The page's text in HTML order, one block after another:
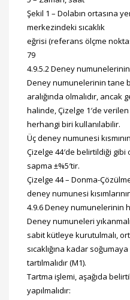
Şekil 1 – Dolabın ortasına
merkezindeki sıcaklık
eğrisi (referans ölçme
79
4.9.5.2 Deney
Deney numunelerinin tane
aralığında olmalıdır, ancak
halinde, Çizelge 1′de
herhangi biri kullanılabilir.
Üç deney numunesi
Çizelge 44′de belirtildiği
sapma ±%5′tir.
Çizelge 44 – Donma-
deney numunesi
4.9.6 Deney numunelerinin
Deney numuneleri
sabit kütleye kurutulmalı,
sıcaklığına kadar
tartılmalıdır (M1).
Tartma işlemi, aşağıda
yapılmalıdır: